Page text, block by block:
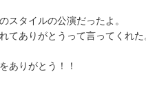
スタイルの公演だったよ。
てありがとうって言ってくれた
ありがとう！！